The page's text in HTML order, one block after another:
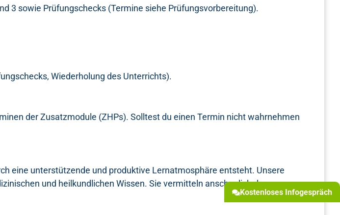
Kostenloses Infogespräch
3 sowie Prüfungschecks (Termine siehe Prüfungsvorbereitung).
Wiederholung des Unterrichts).
der Zusatzmodule (ZHPs). Solltest du einen Termin nicht wahrnehmen
eine unterstützende und produktive Lernatmosphäre entsteht. Unsere
und heilkundlichen Wissen. Sie vermitteln anschaulich den